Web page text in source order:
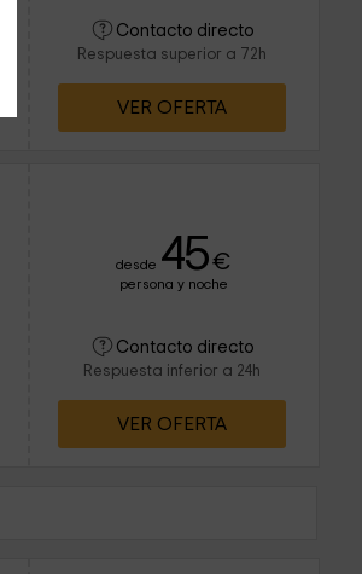
Contacto directo
Respuesta superior a 72h
VER OFERTA
desde 45€
persona y noche
Contacto directo
Respuesta inferior a 24h
VER OFERTA